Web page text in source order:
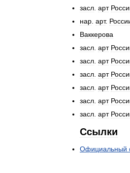
засл арт
нар арт.
Ваккерова
засл арт
засл арт
засл арт
засл арт
засл арт
засл арт
Ссылки
Официальный